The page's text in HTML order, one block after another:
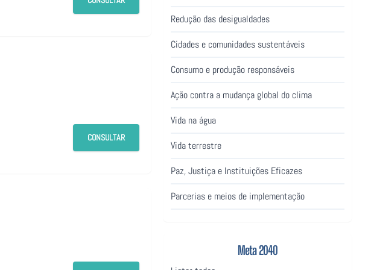
CONSULTAR
Redução das desigualdades
Cidades e comunidades sustentáveis
Consumo e produção responsáveis
Ação contra a mudança global do clima
Vida na água
Vida terrestre
Paz, Justiça e Instituições Eficazes
Parcerias e meios de implementação
Meta 2040